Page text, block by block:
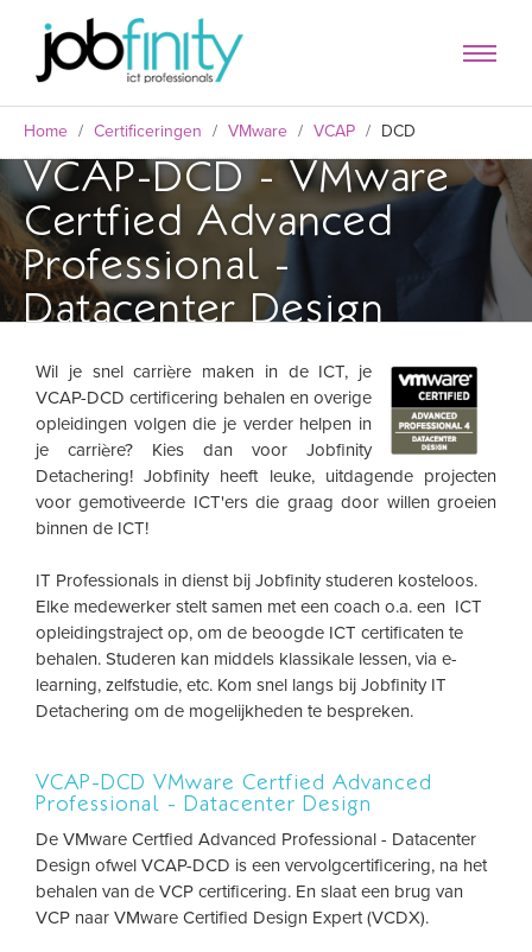
Home / Certificeringen / VMware / VCAP / DCD
VCAP-DCD - VMware
Certfied Advanced
Professional -
Datacenter Design
formulier
Wil je snel carrière maken in de ICT, je
VCAP-DCD certificering behalen en overige
opleidingen volgen die je verder helpen in
je carrière? Kies dan voor Jobfinity
Detachering! Jobfinity heeft leuke, uitdagende projecten
voor gemotiveerde ICT'ers die graag door willen groeien
binnen de ICT!
IT Professionals in dienst bij Jobfinity studeren kosteloos.
Elke medewerker stelt samen met een coach o.a. een ICT
opleidingstraject op, om de beoogde ICT certificaten te
behalen. Studeren kan middels klassikale lessen, via e-
learning, zelfstudie, etc. Kom snel langs bij Jobfinity IT
Detachering om de mogelijkheden te bespreken.
VCAP-DCD VMware Certfied Advanced
Professional - Datacenter Design
De VMware Certfied Advanced Professional - Datacenter
Design ofwel VCAP-DCD is een vervolgcertificering, na het
behalen van de VCP certificering. En slaat een brug van
VCP naar VMware Certified Design Expert (VCDX).